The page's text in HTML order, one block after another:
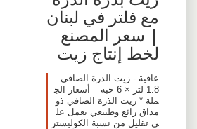
مع فلتر في لبنان
| سعر المصنع
لخط إنتاج زيت
عافية - زيت الذرة الصافي
1.8 لتر × 6 حبة – أسعار الج
ملة * زيت الذرة الصافي ذو
مذاق رائع وطبيعي يعمل عل
ى تقليل من نسبة الكوليستر